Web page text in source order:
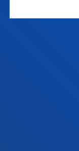
Jarri gurekin